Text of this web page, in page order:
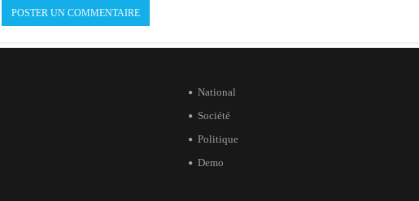
National
Société
Politique
Demo